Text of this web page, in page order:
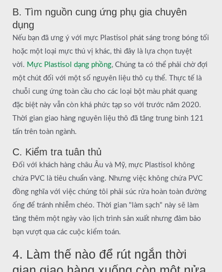
B. Tìm nguồn cung ứng phụ gia chuyên
dụng
Nếu bạn đã ưng ý với mực Plastisol phát sáng trong bóng tối
hoặc một loại mực thú vị khác, thì đây là lựa chọn tuyệt
vời. Mực Plastisol dạng phồng, Chúng ta có thể phải chờ đợi
một chút đối với một số nguyên liệu thô cụ thể. Thực tế là
chuỗi cung ứng toàn cầu cho các loại bột màu phát quang
đặc biệt này vẫn còn khá phức tạp so với trước năm 2020.
Thời gian giao hàng nguyên liệu thô đã tăng trung bình 121
tấn trên toàn ngành.
C. Kiểm tra tuân thủ
Đối với khách hàng châu Âu và Mỹ, mực Plastisol không
chứa PVC là tiêu chuẩn vàng. Nhưng việc không chứa PVC
đồng nghĩa với việc chúng tôi phải súc rửa hoàn toàn đường
ống để tránh nhiễm chéo. Thời gian "làm sạch" này sẽ làm
tăng thêm một ngày vào lịch trình sản xuất nhưng đảm bảo
bạn vượt qua các cuộc kiểm toán.
4. Làm thế nào để rút ngắn thời